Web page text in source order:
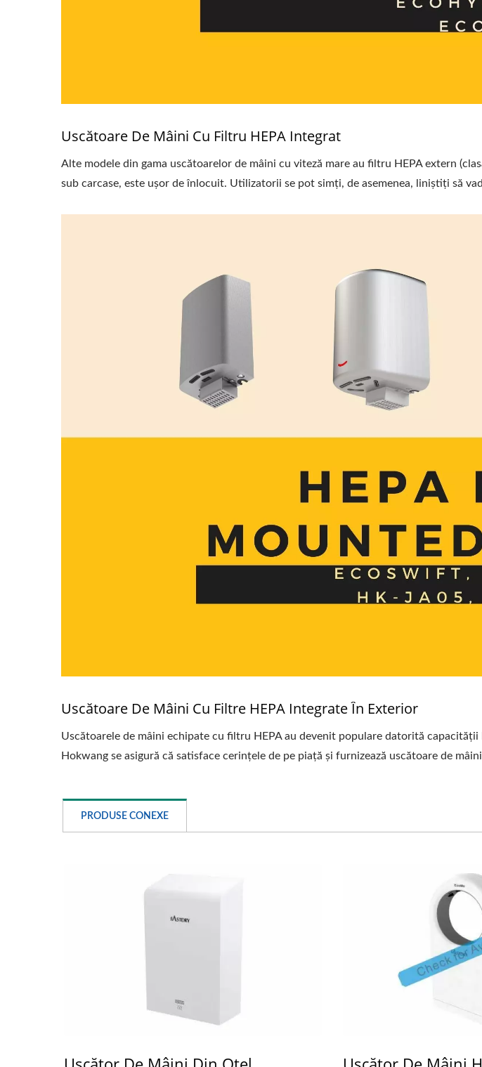
Uscătoare De Mâini Cu Filtru HEPA Integrat
Alte modele din gama uscătoarelor de mâini cu viteză mare au filtru HEPA extern
sub carcase, este ușor de înlocuit. Utilizatorii se pot simți, de asemenea, liniștiți să
Uscătoare De Mâini Cu Filtre HEPA Integrate În Exterior
Uscătoarele de mâini echipate cu filtru HEPA au devenit populare datorită
Hokwang se asigură că satisface cerințele de pe piață și furnizează uscătoare de
PRODUSE CONEXE